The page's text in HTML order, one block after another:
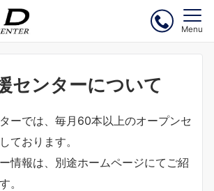
Menu
センターについて
ーでは、毎月60本以上のオープンセ
ております。
情報は、別途ホームページにてご紹
。